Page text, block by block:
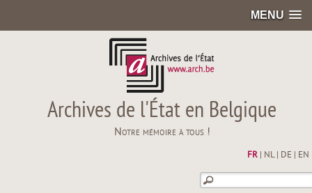
MENU
Archives de l'État en Belgique
Notre mémoire à tous !
FR| NL| DE EN